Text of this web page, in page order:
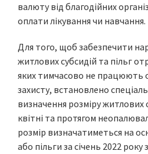
валюту від благодійних
оплати лікування чи навчання.
Для того, щоб забезпечити
житлових субсидій та пільг
яких тимчасово не працюють
захисту, встановлено
визначення розміру житлових
квітні та протягом
розмір визначатиметься на
або пільги за січень 2022 року